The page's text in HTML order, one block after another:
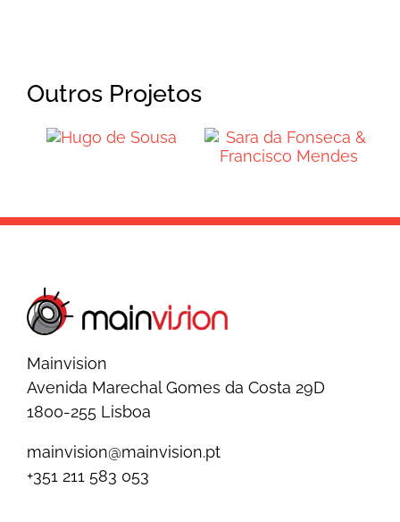
Outros Projetos
Hugo de
Fonseca &
Mainvision
Avenida Marechal Gomes da Costa 29D
1800-255 Lisboa
mainvision@mainvision.pt
+351 211 583 053